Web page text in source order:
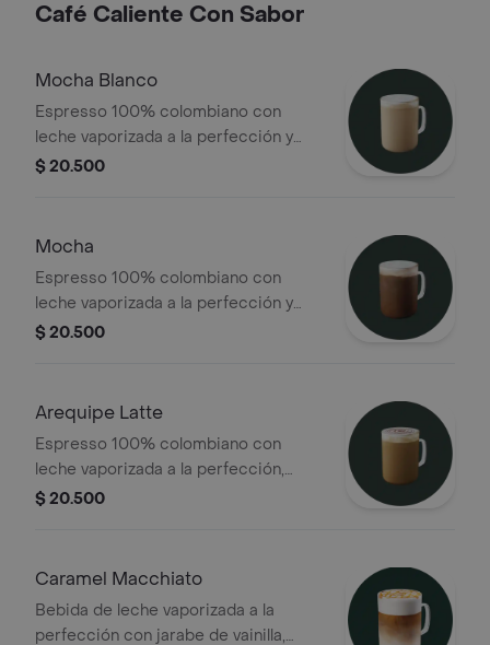
acentuado
Café Caliente Con Sabor
Mocha Blanco
Espresso 100% colombiano con
leche vaporizada a la perfección y
salsa de mocha blanco
$ 20.500
Mocha
Espresso 100% colombiano con
leche vaporizada a la perfección y
salsa de chocolate
$ 20.500
Arequipe Latte
Espresso 100% colombiano con
leche vaporizada a la perfección,
combinado con salsa de arequipe,
$ 20.500
Caramel Macchiato
Bebida de leche vaporizada a la
perfección con jarabe de vainilla,